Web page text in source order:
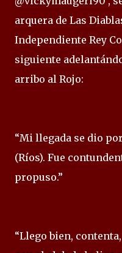
arquera de Las
Independiente Rey
siguiente
arribo al Rojo:
“Mi llegada se dio
(Ríos). Fue
propuso.”
“Llego bien,